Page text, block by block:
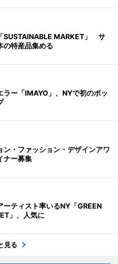
SUSTAINABLE MARKET」 サ
の特産品集める
ラー「IMAYO」、NYで初のポッ
ン・ファッション・デザインアワ
ー募集
ーティスト率いるNY「GREEN
」、人気に
見る